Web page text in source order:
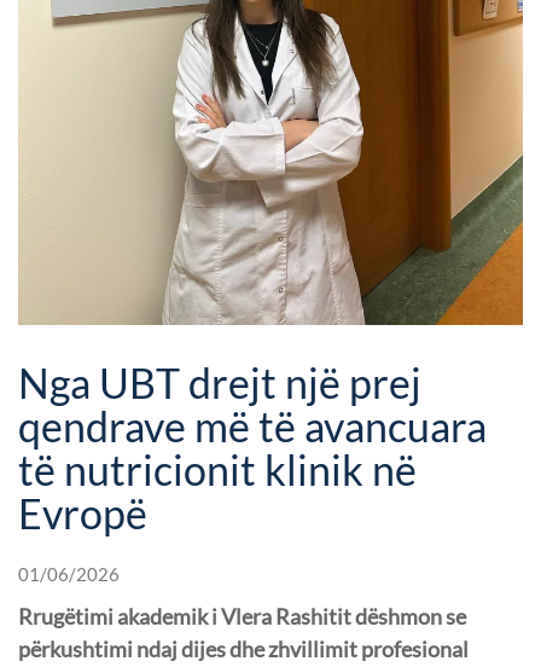
Nga UBT drejt një prej
qendrave më të avancuara
të nutricionit klinik në
Evropë
01/06/2026
Rrugëtimi akademik i Vlera Rashitit dëshmon se
përkushtimi ndaj dijes dhe zhvillimit profesional